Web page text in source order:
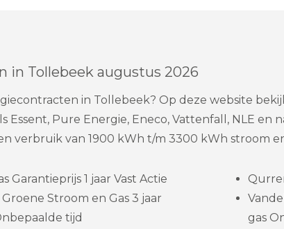
in Tollebeek augustus 2026
in Tollebeek? Op deze website
Essent, Pure Energie, Eneco, Vattenfall, NLE
verbruik van 1900 kWh t/m 3300 kWh stroom
Garantieprijs 1 jaar Vast Actie
Stroom en Gas 3 jaar
tijd
gas